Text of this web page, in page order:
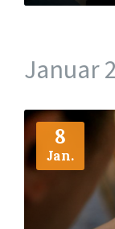
Januar
8
Jan.
More
Info